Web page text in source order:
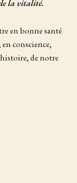
la vitalité.
en bonne santé
conscience,
de notre